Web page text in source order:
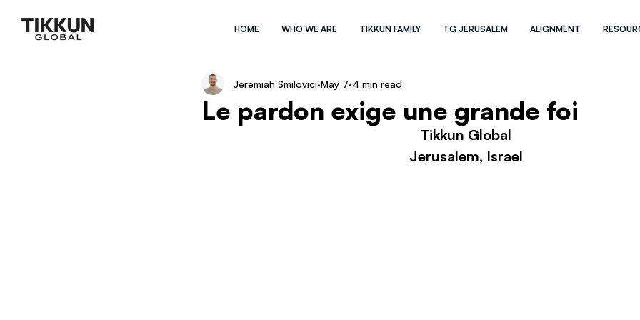
HOME WHO WE ARE TIKKUN FAMILY TG JERUSALEM ALIGNMENT
Le pardon exige une grande foi
Jeremiah Smilovici May 7 4 min read
Tikkun Global
Jerusalem, Israel